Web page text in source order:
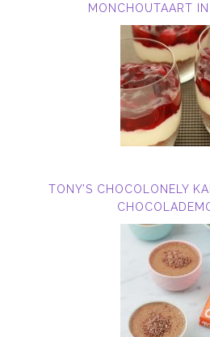
MONCHOUTAART
TONY’S CHOCOLONELY